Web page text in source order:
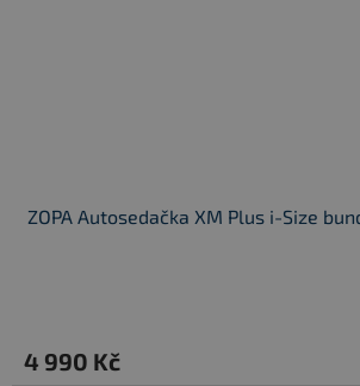
ZOPA Autosedačka XM Plus i-Size
4 990 Kč